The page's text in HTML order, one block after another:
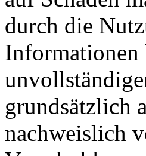
durch die
Informationen
grundsätzlich
nachweislich